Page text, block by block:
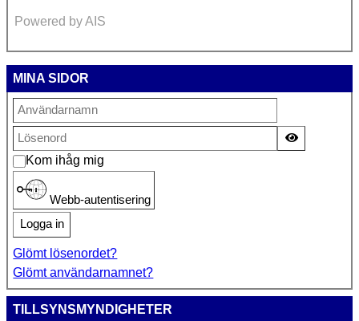
Powered by AIS
MINA SIDOR
Kom ihåg mig
Webb-autentisering
Logga in
Glömt lösenordet?
Glömt användarnamnet?
TILLSYNSMYNDIGHETER